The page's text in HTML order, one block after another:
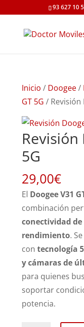
93 627 10
Inicio / Doogee/
GT 5G / Revisión
Revisión
5G
29,00€
El Doogee V31
combinación
conectividad
rendimiento.
con tecnología
y cámaras de
para quienes
soportar
potencia.